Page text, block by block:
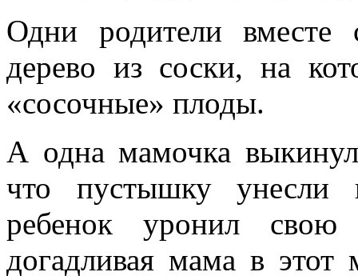
Одни родители вместе
дерево из соски, на
«сосочные» плоды.
А одна мамочка
что пустышку унесли
ребенок уронил
догадливая мама в этот